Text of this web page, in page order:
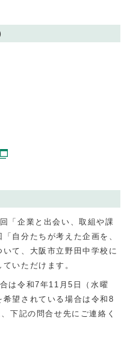
「企業と出会い、取組や課
自分たちが考えた企画を、
て、大阪市立野田中学校に
いただけます。
は令和7年11月5日（水曜
希望されている場合は令和8
下記の問合せ先にご連絡く